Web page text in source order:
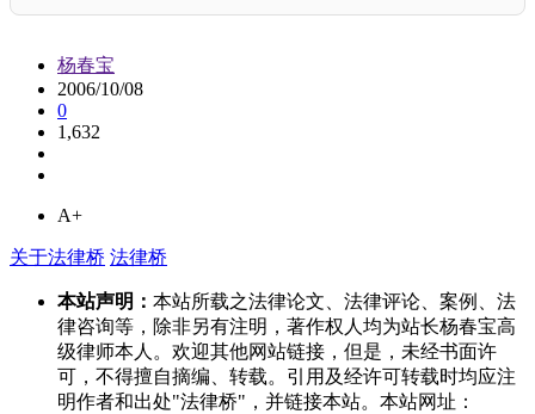
杨春宝
2006/10/08
0
1,632
A+
关于法律桥 法律桥
本站声明： 本站所载之法律论文、法律评论、案例、法
律咨询等，除非另有注明，著作权人均为站长杨春宝高
级律师本人。欢迎其他网站链接，但是，未经书面许
可，不得擅自摘编、转载。引用及经许可转载时均应注
明作者和出处"法律桥"，并链接本站。本站网址：